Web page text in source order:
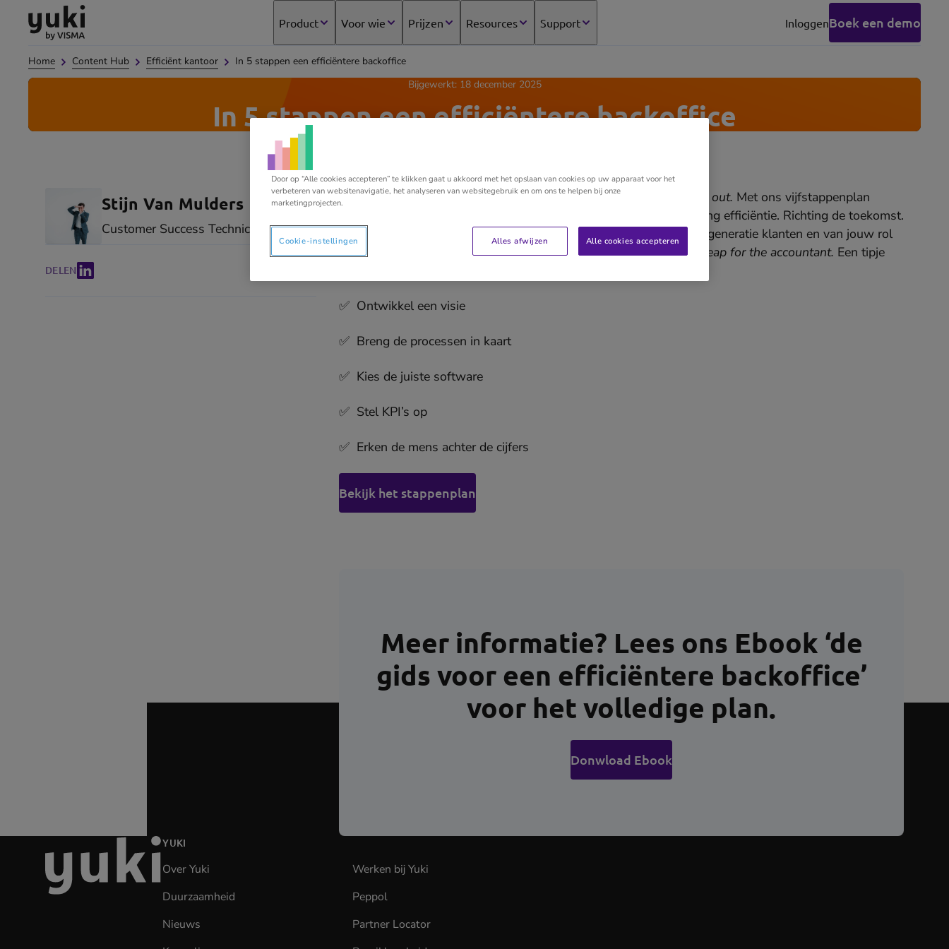
Direct
content
Direct
footer
Ga
naar
homepage
Product Voor wie Prijzen Resources Support Inloggen
(opens
tab)
Boek een demo
Home Content Hub Efficiënt kantoor In 5 stappen een efficiëntere backoffice
In 5 stappen een efficiëntere backoffice
Bijgewerkt: 18 december 2025
Stijn Van Mulders
Customer Success Technical
DELEN
Snel weten hoe je een efficiënte backoffice opstart? Yuki helps you out. Met ons vijfstappenplan
geven we de scannende accountant een eerste duwtje geven richting efficiëntie. Richting de toekomst.
De toekomst van digitalisering en automatisering, van een nieuwe generatie klanten en van jouw rol
als accountant. Want
five small steps in the backoffice, one giant leap for the accountant. Een tipje
✅ Ontwikkel een visie
✅ Breng de processen in kaart
✅ Kies de juiste software
✅ Stel KPI’s op
✅ Erken de mens achter de cijfers
Bekijk het stappenplan
(opens
Meer informatie? Lees ons Ebook ‘de
gids voor een efficiëntere backoffice’
voor het volledige plan.
Donwload Ebook
de
homepage
YUKI
Over Yuki Werken bij Yuki
Duurzaamheid
Peppol
Nieuws
Partner Locator
Door op “Alle cookies accepteren” te klikken gaat u akkoord met het opslaan van cookies op uw apparaat voor het
verbeteren van websitenavigatie, het analyseren van websitegebruik en om ons te helpen bij onze
marketingprojecten.
Alles afwijzen Alle cookies accepteren
Cookie-instellingen